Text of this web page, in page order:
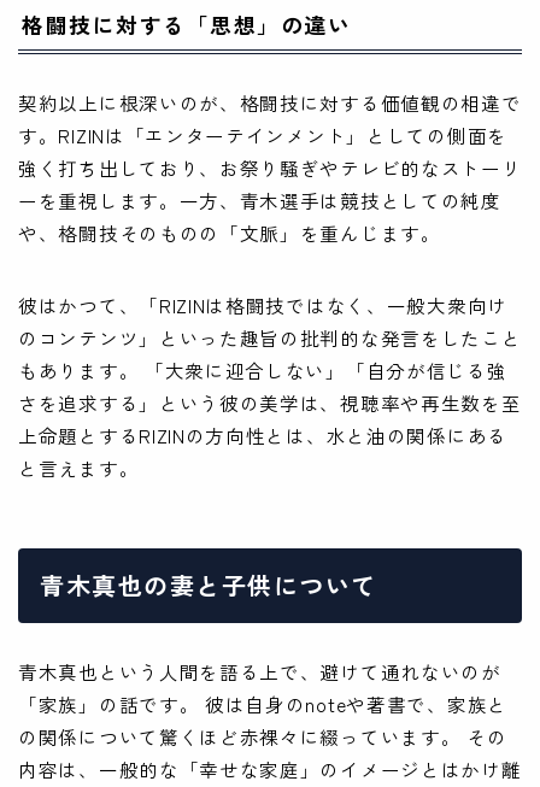
格闘技に対する「思想」の違い
契約以上に根深いのが、格闘技に対する価値観の相違で
す。RIZINは「エンターテインメント」としての側面を
強く打ち出しており、お祭り騒ぎやテレビ的なストーリ
ーを重視します。一方、青木選手は競技としての純度
や、格闘技そのものの「文脈」を重んじます。
彼はかつて、「RIZINは格闘技ではなく、一般大衆向け
のコンテンツ」といった趣旨の批判的な発言をしたこと
もあります。 「大衆に迎合しない」「自分が信じる強
さを追求する」という彼の美学は、視聴率や再生数を至
上命題とするRIZINの方向性とは、水と油の関係にある
と言えます。
青木真也の妻と子供について
青木真也という人間を語る上で、避けて通れないのが
「家族」の話です。 彼は自身のnoteや著書で、家族と
の関係について驚くほど赤裸々に綴っています。 その
内容は、一般的な「幸せな家庭」のイメージとはかけ離